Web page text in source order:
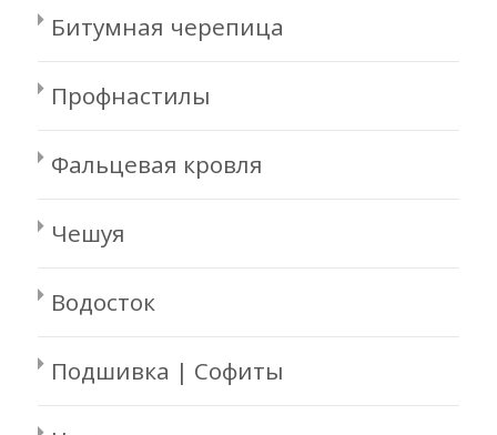
Битумная черепица
Профнастилы
Фальцевая кровля
Чешуя
Водосток
Подшивка | Софиты